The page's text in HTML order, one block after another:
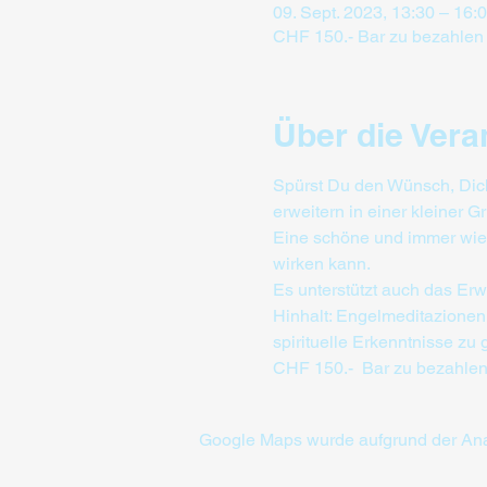
09. Sept. 2023, 13:30 –
CHF 150.- Bar zu
Über die
Spürst Du den Wünsch,
erweitern in einer kleiner
Eine schöne und immer
wirken kann.
Es unterstützt auch das
Hinhalt:
spirituelle Erkenntnisse zu
CHF 150.-  Bar zu
Google Maps wurde aufgrund der